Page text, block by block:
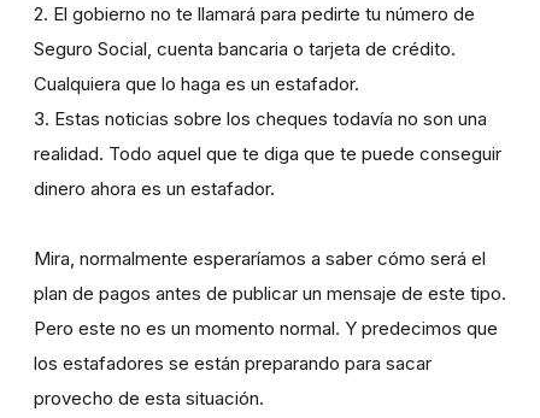
2. El gobierno no te llamará para pedirte tu número de
Seguro Social, cuenta bancaria o tarjeta de crédito.
Cualquiera que lo haga es un estafador.
3. Estas noticias sobre los cheques todavía no son una
realidad. Todo aquel que te diga que te puede conseguir
dinero ahora es un estafador.
Mira, normalmente esperaríamos a saber cómo será el
plan de pagos antes de publicar un mensaje de este tipo.
Pero este no es un momento normal. Y predecimos que
los estafadores se están preparando para sacar
provecho de esta situación.